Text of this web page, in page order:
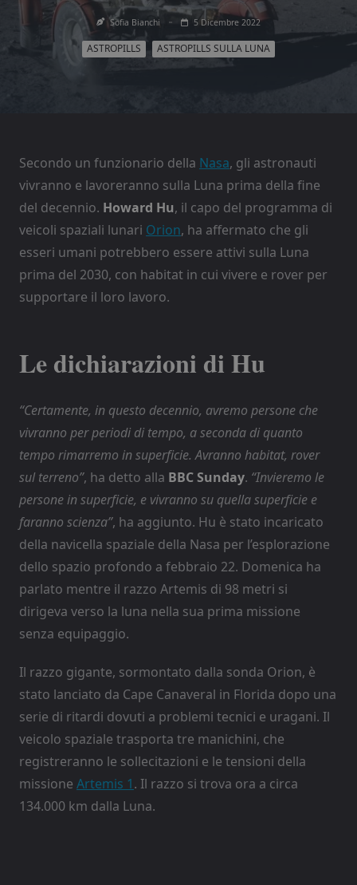
Sofia Bianchi 5 Dicembre 2022
ASTROPILLS ASTROPILLS SULLA LUNA
Secondo un funzionario della Nasa, gli astronauti
vivranno e lavoreranno sulla Luna prima della fine
del decennio. Howard Hu, il capo del programma di
veicoli spaziali lunari Orion, ha affermato che gli
esseri umani potrebbero essere attivi sulla Luna
prima del 2030, con habitat in cui vivere e rover per
supportare il loro lavoro.
Le dichiarazioni di Hu
“Certamente, in questo decennio, avremo persone che
vivranno per periodi di tempo, a seconda di quanto
tempo rimarremo in superficie. Avranno habitat, rover
sul terreno”, ha detto alla BBC Sunday. “Invieremo le
persone in superficie, e vivranno su quella superficie e
faranno scienza”, ha aggiunto. Hu è stato incaricato
della navicella spaziale della Nasa per l’esplorazione
dello spazio profondo a febbraio 22. Domenica ha
parlato mentre il razzo Artemis di 98 metri si
dirigeva verso la luna nella sua prima missione
senza equipaggio.
Il razzo gigante, sormontato dalla sonda Orion, è
stato lanciato da Cape Canaveral in Florida dopo una
serie di ritardi dovuti a problemi tecnici e uragani. Il
veicolo spaziale trasporta tre manichini, che
registreranno le sollecitazioni e le tensioni della
missione Artemis 1. Il razzo si trova ora a circa
134.000 km dalla Luna.